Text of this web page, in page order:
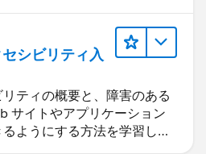
シビリティ入
ティの概要と、障害のある
サイトやアプリケーション
ようにする方法を学習しま